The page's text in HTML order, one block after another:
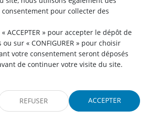
-
pour collecter des
ACCEPTER » pour accepter le dépôt de
sur « CONFIGURER » pour choisir
votre consentement seront déposés
de continuer votre visite du site.
REFUSER ACCEPTER